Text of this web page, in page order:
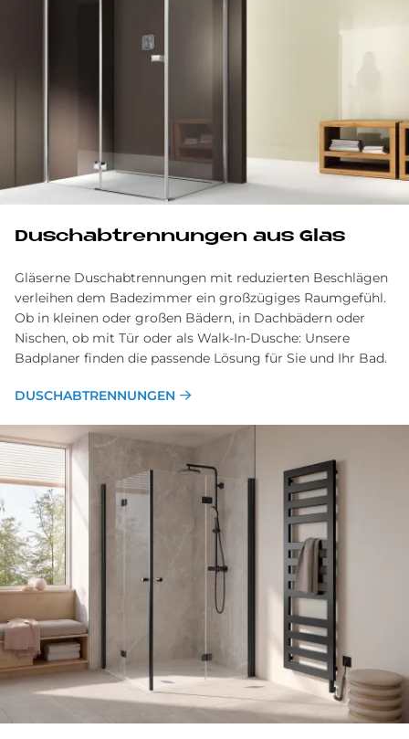
Du­sch­abtrennungen aus Glas
Gläserne Duschabtrennungen mit reduzierten Beschlägen
verleihen dem Badezimmer ein großzügiges Raumgefühl.
Ob in kleinen oder großen Bädern, in Dachbädern oder
Nischen, ob mit Tür oder als Walk-In-Dusche: Unsere
Badplaner finden die passende Lösung für Sie und Ihr Bad.
DUSCHABTRENNUNGEN